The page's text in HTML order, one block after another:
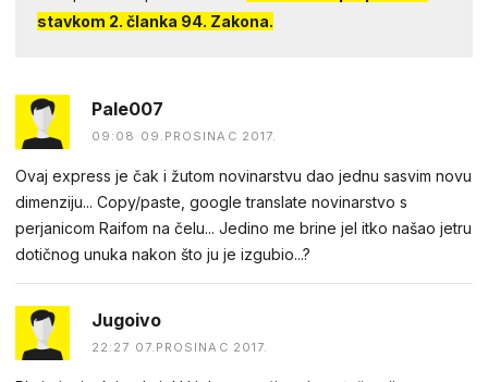
stavkom 2. članka 94. Zakona.
Pale007
09:08 09.PROSINAC 2017.
Ovaj express je čak i žutom novinarstvu dao jednu sasvim novu
dimenziju... Copy/paste, google translate novinarstvo s
perjanicom Raifom na čelu... Jedino me brine jel itko našao jetru
dotičnog unuka nakon što ju je izgubio...?
Jugoivo
22:27 07.PROSINAC 2017.